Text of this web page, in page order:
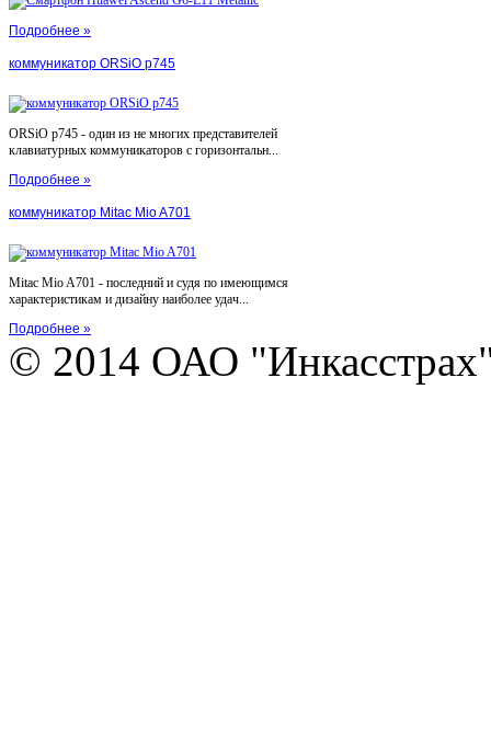
Подробнее »
коммуникатор ORSiO p745
ORSiO p745 - один из не многих представителей
клавиатурных коммуникаторов с горизонтальн...
Подробнее »
коммуникатор Mitac Mio A701
Mitac Mio A701 - последний и судя по имеющимся
характеристикам и дизайну наиболее удач...
Подробнее »
© 2014 ОАО